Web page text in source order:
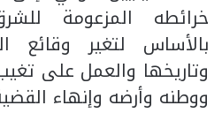
خرائطه المزعومة
بالأساس لتغير وقائع
وتاريخها والعمل على
ووطنه وأرضه وإنهاء